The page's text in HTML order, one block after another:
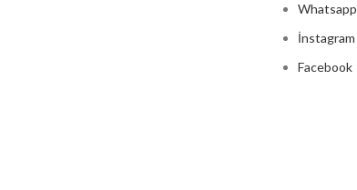
Whatsapp
İnstagram
Facebook